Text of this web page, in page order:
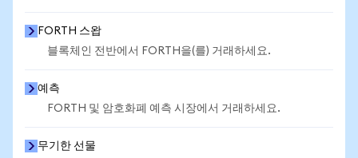
FORTH 스왑
블록체인 전반에서 FORTH을(를) 거래하세요.
예측
FORTH 및 암호화폐 예측 시장에서 거래하세요.
무기한 선물